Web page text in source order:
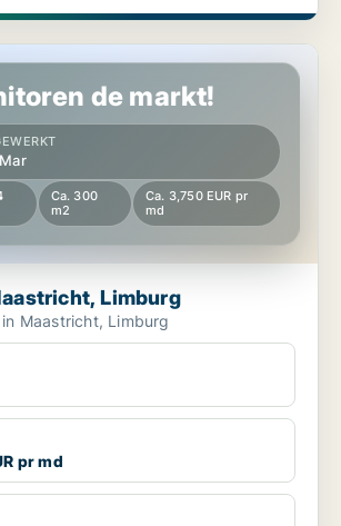
Limburg
de markt!
Ca. 300
m2
Ca. 3,750 EUR pr
md
Limburg
Maastricht, Limburg
pr md